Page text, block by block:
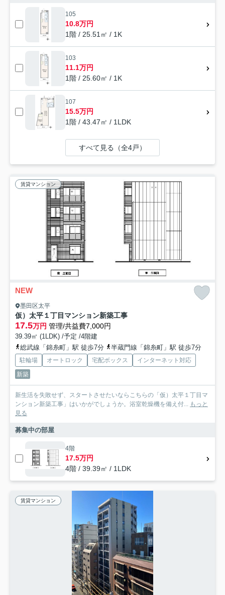
105
10.8万円
1階 / 25.51㎡ / 1K
103
11.1万円
1階 / 25.60㎡ / 1K
107
15.5万円
1階 / 43.47㎡ / 1LDK
すべて見る（全4戸）
賃貸マンション
NEW
墨田区太平
仮）太平１丁目マンション新築工事
17.5万円 管理/共益費7,000円
39.39㎡ (1LDK) /予定 /4階建
総武線「錦糸町」駅 徒歩7分
半蔵門線「錦糸町」駅 徒歩7分
駐輪場 オートロック 宅配ボックス
インターネット対応
新築
新生活を失敗せず、スタートさせたいならこちらの「仮）太平１丁目マ
ンション新築工事」はいかがでしょうか。浴室乾燥機を備え付... もっと
見る
募集中の部屋
4階
17.5万円
4階 / 39.39㎡ / 1LDK
賃貸マンション